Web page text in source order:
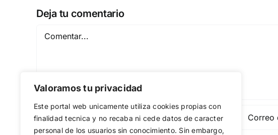
Valoramos tu privacidad
Este portal web unicamente utiliza cookies propias con
finalidad tecnica y no recaba ni cede datos de caracter
personal de los usuarios sin conocimiento. Sin embargo,
Deja tu comentario
Comentar